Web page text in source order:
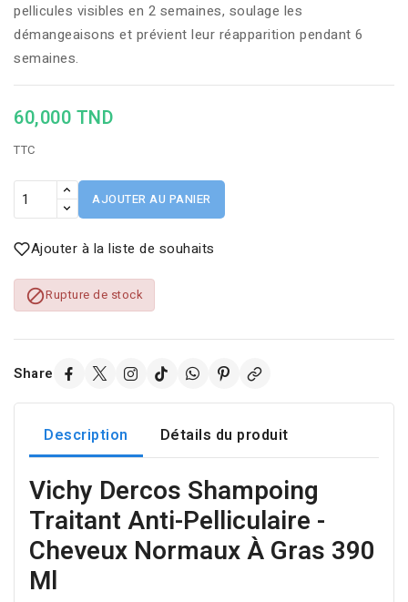
pellicules visibles en 2 semaines, soulage les
démangeaisons et prévient leur réapparition pendant 6
semaines.
60,000 TND
TTC
AJOUTER AU PANIER
Ajouter à la liste de souhaits
Rupture de stock
Share
Description Détails du produit
Vichy Dercos Shampoing
Traitant Anti-Pelliculaire -
Cheveux Normaux À Gras 390
Ml